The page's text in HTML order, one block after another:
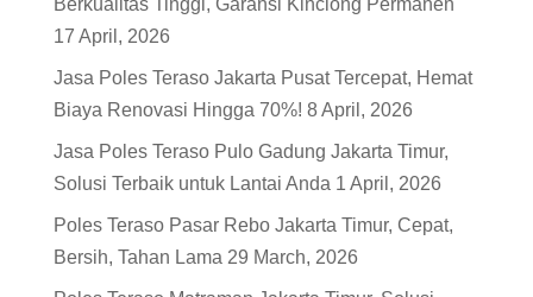
Berkualitas Tinggi, Garansi Kinclong Permanen
17 April, 2026
Jasa Poles Teraso Jakarta Pusat Tercepat, Hemat
Biaya Renovasi Hingga 70%! 8 April, 2026
Jasa Poles Teraso Pulo Gadung Jakarta Timur,
Solusi Terbaik untuk Lantai Anda 1 April, 2026
Poles Teraso Pasar Rebo Jakarta Timur, Cepat,
Bersih, Tahan Lama 29 March, 2026